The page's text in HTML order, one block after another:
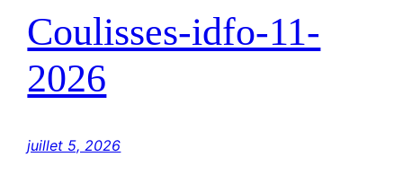
Coulisses-idfo-11-
2026
juillet 5, 2026